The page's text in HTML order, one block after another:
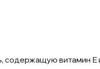
содержащую витамин